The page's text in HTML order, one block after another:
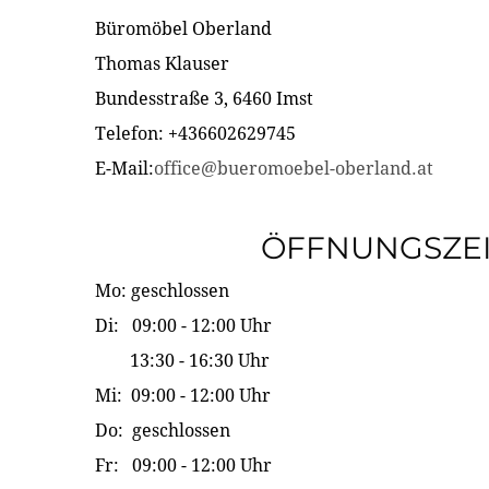
Büromöbel Oberland
Thomas Klauser
Bundesstraße 3, 6460 Imst
Telefon: +436602629745
E-Mail:office@bueromoebel-oberland.at
Mo: geschlossen
Di: 09:00 - 12:00 Uhr
13:30 - 16:30 Uhr
Mi: 09:00 - 12:00 Uhr
Do: geschlossen
Fr: 09:00 - 12:00 Uhr